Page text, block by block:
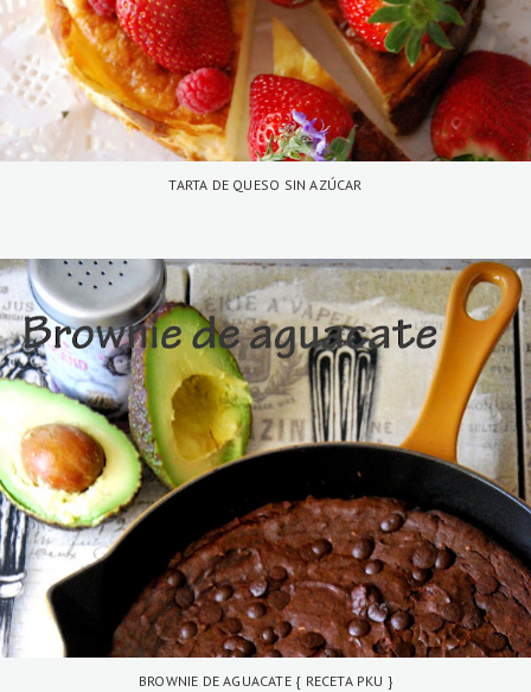
TARTA DE QUESO SIN AZÚCAR
BROWNIE DE AGUACATE { RECETA PKU }